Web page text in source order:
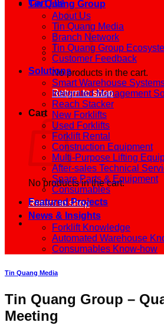
Cart /0₫
No products in the cart.
Return to shop
Cart
No products in the cart.
Return to shop
Tin Quang Group
About Us
Tin Quang Media
Branch Network
Tin Quang Group
Customer Feedback
Solutions
Smart Warehouse
Integrated Management
Reach Stacker
New Forklifts
Used Forklifts
Forklift Rental
Construction Equipment
Multi-Purpose Lifting
After-sales Technical
Spare Parts & Equipment
Consumables
Featured Projects
News & Insights
Forklift Knowledge
Automated Warehouse
Consumables Know-how
Tin Quang Media
Tin Quang Group –
Meeting